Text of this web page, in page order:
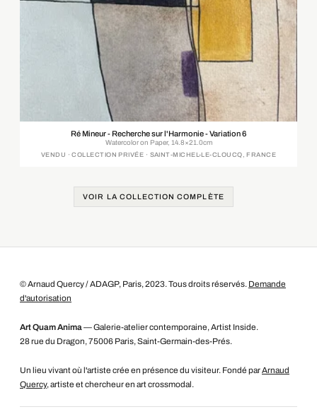
Ré Mineur - Recherche sur l'Harmonie - Variation 6
Watercolor on Paper, 14.8×21.0cm
VENDU · COLLECTION PRIVÉE · SAINT-MICHEL-LE-CLOUCQ, FRANCE
VOIR LA COLLECTION COMPLÈTE
© Arnaud Quercy / ADAGP, Paris, 2023. Tous droits réservés. Demande
d'autorisation
Art Quam Anima— Galerie-atelier contemporaine, Artist Inside.
28 rue du Dragon, 75006 Paris, Saint-Germain-des-Prés.
Un lieu vivant où l'artiste crée en présence du visiteur. Fondé parArnaud
Quercy, artiste et chercheur en art crossmodal.